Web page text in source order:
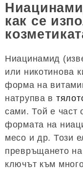
как се
Ниацинамид
или никотинова
форма на
натрупва в
сами. Той е част
формата на
месо и др. Този
превръщането
ключът към